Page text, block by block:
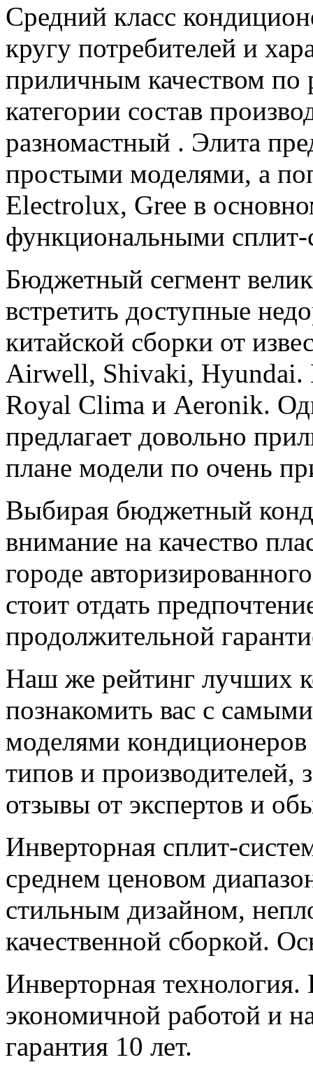
Средний класс
кругу потребителей и
приличным качеством по
категории состав
разномастный . Элита
простыми моделями, а
Electrolux, Gree в
функциональными сплит-
Бюджетный сегмент
встретить доступные
китайской сборки от
Airwell, Shivaki, Hyundai.
Royal Clima и Aeronik.
предлагает довольно
плане модели по очень
Выбирая бюджетный
внимание на качество
городе
стоит отдать
продолжительной
Наш же рейтинг лучших
познакомить вас с
моделями
типов и
отзывы от экспертов и
Инверторная сплит-
среднем ценовом
стильным дизайном,
качественной сборкой.
Инверторная технология.
экономичной работой и
гарантия 10 лет.